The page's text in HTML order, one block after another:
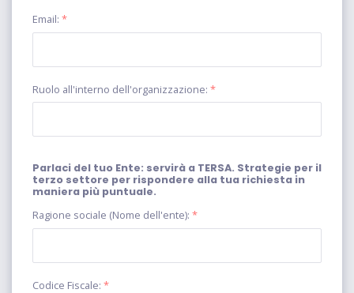
Email: *
Ruolo all'interno dell'organizzazione: *
Parlaci del tuo Ente: servirà a TERSA. Strategie per il
terzo settore per rispondere alla tua richiesta in
maniera più puntuale.
Ragione sociale (Nome dell'ente): *
Codice Fiscale: *